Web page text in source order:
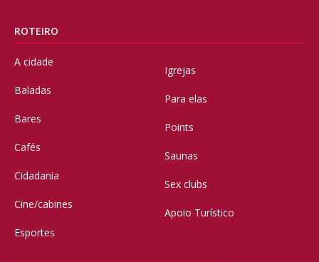
ROTEIRO
A cidade
Baladas
Bares
Cafés
Cidadania
Cine/cabines
Esportes
Igrejas
Para elas
Points
Saunas
Sex clubs
Apoio Turístico